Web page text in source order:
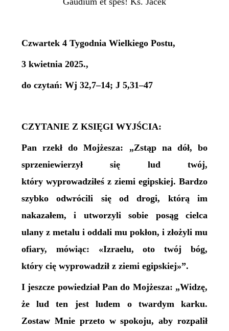
Czwartek 4 Tygodnia Wielkiego Postu,
3 kwietnia 2025.,
do czytań: Wj 32,7–14; J 5,31–47
CZYTANIE Z KSIĘGI WYJŚCIA:
Pan rzekł do Mojżesza: „Zstąp na dół, bo
sprzeniewierzył się lud twój,
który wyprowadziłeś z ziemi egipskiej. Bardzo
szybko odwrócili się od drogi, którą im
nakazałem, i utworzyli sobie posąg cielca
ulany z metalu i oddali mu pokłon, i złożyli mu
ofiary, mówiąc: «Izraelu, oto twój bóg,
który cię wyprowadził z ziemi egipskiej»”.
I jeszcze powiedział Pan do Mojżesza: „Widzę,
że lud ten jest ludem o twardym karku.
Zostaw Mnie przeto w spokoju, aby rozpalił